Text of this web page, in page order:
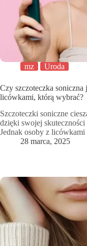
mz Uroda
Czy szczoteczka
licówkami, którą wybrać?
Szczoteczki soniczne
dzięki swojej
Jednak osoby z
28 marca, 2025